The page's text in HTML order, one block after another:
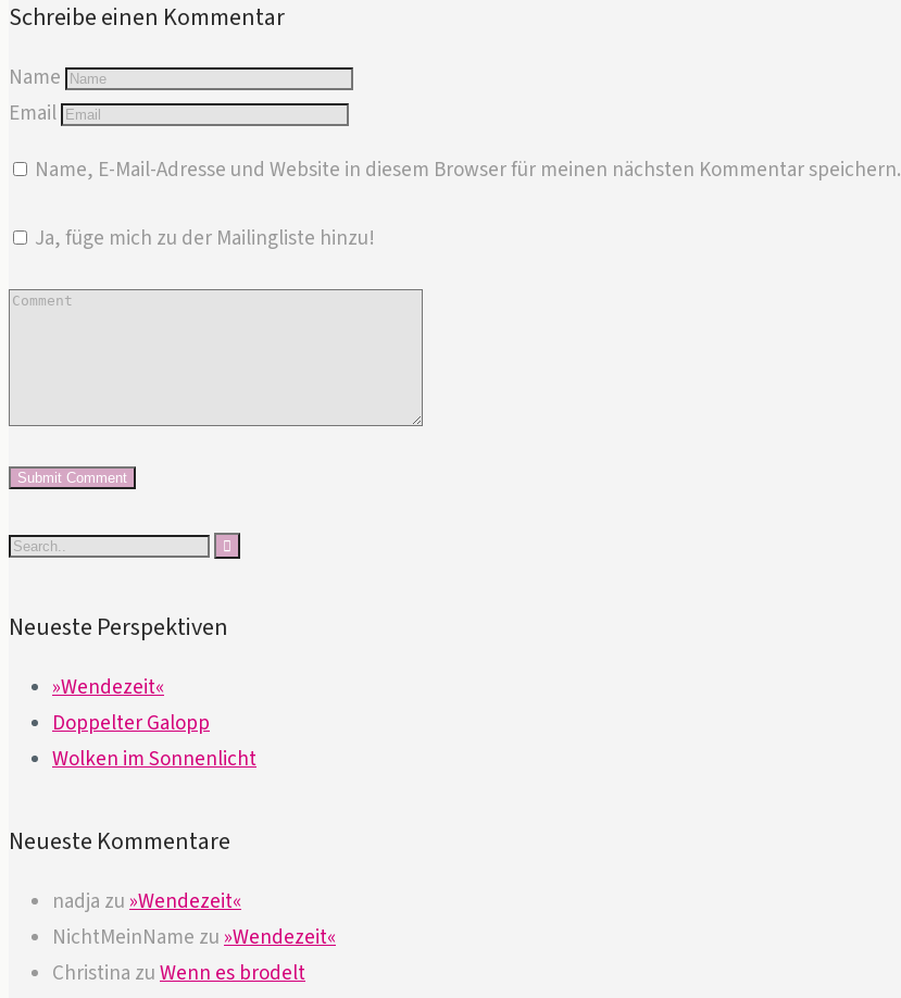
Schreibe einen Kommentar
Name
Email
Name, E-Mail-Adresse und Website in diesem Browser für meinen nächsten Kommentar speichern.
Ja, füge mich zu der Mailingliste hinzu!
Neueste Perspektiven
»Wendezeit«
Doppelter Galopp
Wolken im Sonnenlicht
Neueste Kommentare
nadja zu»Wendezeit«
NichtMeinName zu»Wendezeit«
Christina zuWenn es brodelt